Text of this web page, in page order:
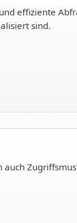
effiziente
sind.
auch